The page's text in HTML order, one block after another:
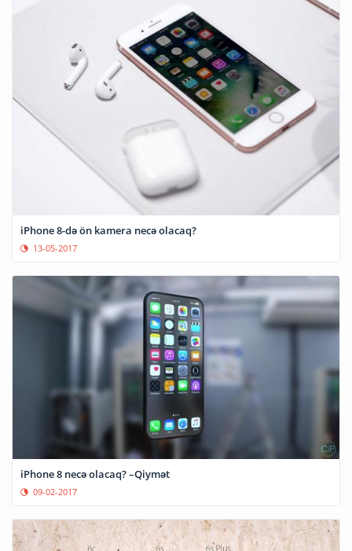
iPhone 8-də ön kamera necə olacaq?
13-05-2017
iPhone 8 necə olacaq? –Qiymət
09-02-2017